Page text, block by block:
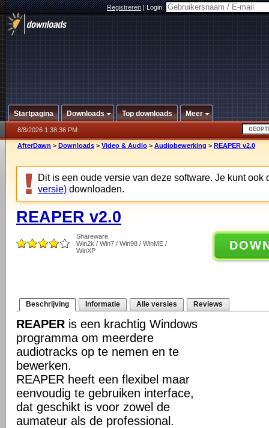
Registreren|Login:
Startpagina Downloads Top downloads Meer
8/8/2026 1:38:36 PM
AfterDawn > Downloads > Video & Audio > Audiobewerking > REAPER v2.0
Dit is een oude versie van deze software. Je kunt ook
versie) downloaden.
REAPER v2.0
Shareware
Win2k / Win7 / Win98 / WinME /
WinXP
Beschrijving Informatie Alle versies Reviews
REAPER is een krachtig Windows
programma om meerdere
audiotracks op te nemen en te
bewerken.
REAPER heeft een flexibel maar
eenvoudig te gebruiken interface,
dat geschikt is voor zowel de
aumateur als de professional.